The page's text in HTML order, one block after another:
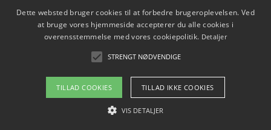
Sådan vælger du de bedste vandrerygsække til
vandreture i Danmark
Copyright 2026 - Pilanto Aps
Om / kontakt
Dette websted bruger cookies til at forbedre brugeroplevelsen. Ved
at bruge vores hjemmeside accepterer du alle cookies i
overensstemmelse med vores cookiepolitik. Detaljer
STRENGT NØDVENDIGE
TILLAD COOKIES TILLAD IKKE COOKIES
VIS DETALJER